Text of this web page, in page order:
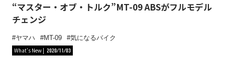
“マスター・オブ・トルク”MT-09 ABSがフルモデル
チェンジ
ヤマハ MT-09
気になるバイク
What's New
2020/11/03